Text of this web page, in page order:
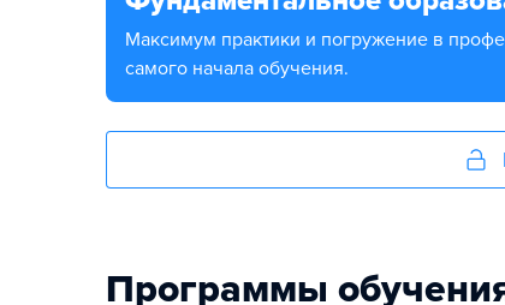
Максимум практики и погружение в профессию с
самого начала обучения.
Программы